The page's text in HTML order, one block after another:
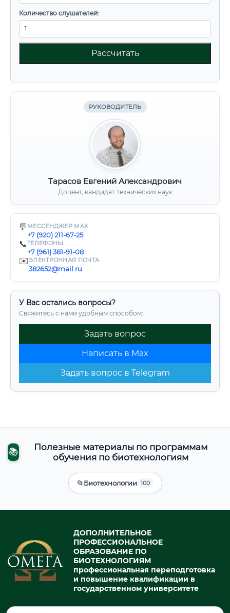
Количество слушателей:
Рассчитать
РУКОВОДИТЕЛЬ
Тарасов Евгений Александрович
Доцент, кандидат технических наук
💬 МЕССЕНДЖЕР MAX
+7 (920) 211-67-25
📞ТЕЛЕФОНЫ
+7 (961) 381-91-08
✉️ЭЛЕКТРОННАЯ ПОЧТА
382652@mail.ru
У Вас остались вопросы?
Свяжитесь с нами удобным способом:
Задать вопрос
Написать в Max
Задать вопрос в Telegram
📚
Полезные материалы по программам
обучения по биотехнологиям
📂Биотехнологии 100
ДОПОЛНИТЕЛЬНОЕ
ПРОФЕССИОНАЛЬНОЕ
ОБРАЗОВАНИЕ ПО
БИОТЕХНОЛОГИЯМ
профессиональная переподготовка
и повышение квалификации в
государственном университете